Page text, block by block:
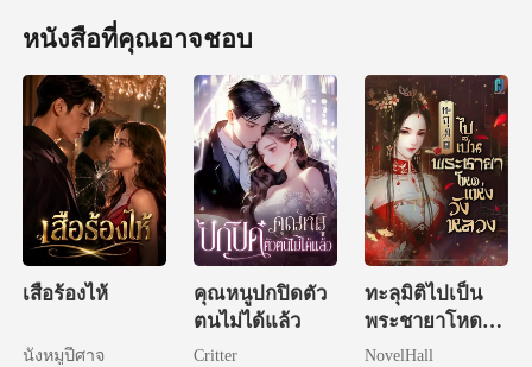
หนังสือที่คุณอาจชอบ
เสือร้องไห้
นังหมูปีศาจ
คุณหนูปกปิดตัว
ตนไม่ได้แล้ว
Critter
ทะลุมิติไปเป็น
พระชายาโหด
แห่งวังหลวง
NovelHall